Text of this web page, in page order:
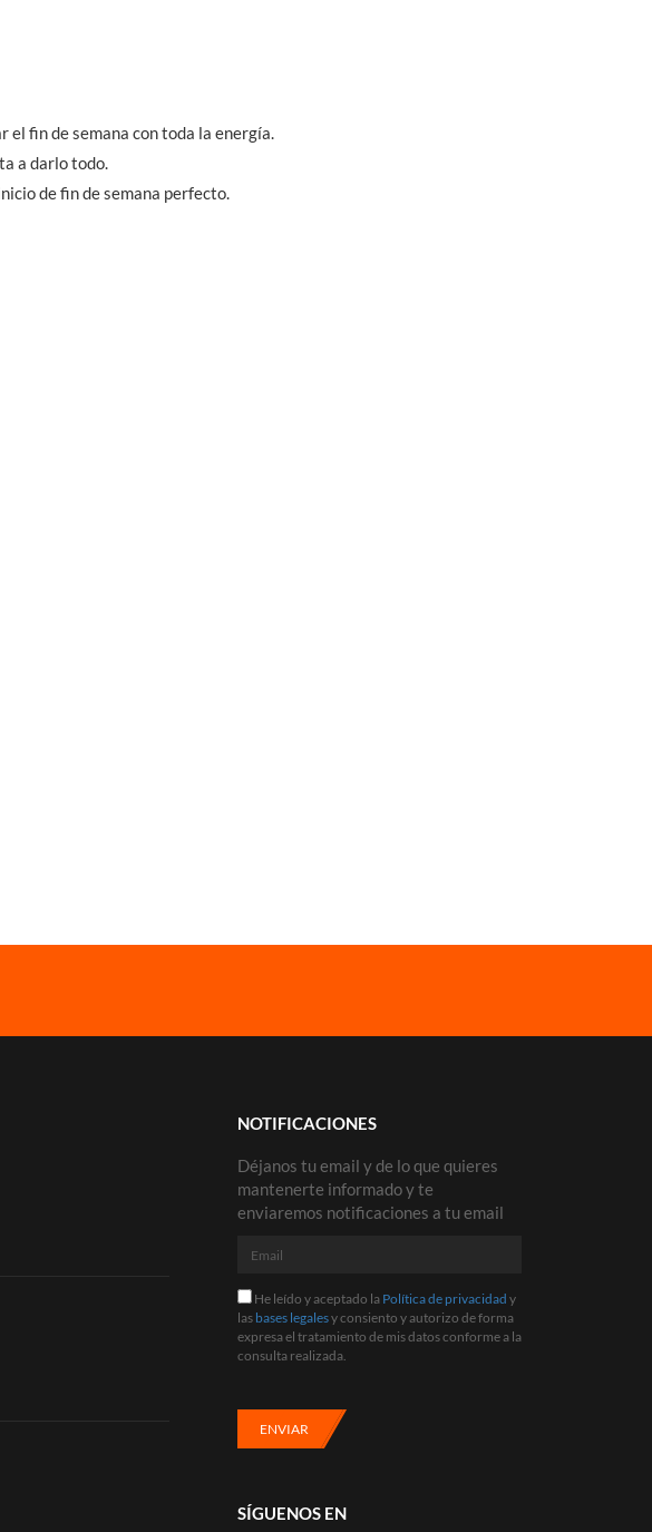
fin de semana con toda la energía.
a darlo todo.
de fin de semana perfecto.
NOTIFICACIONES
Déjanos tu email y de lo que quieres
mantenerte informado y te
enviaremos notificaciones a tu email
Email
He
leído
y
aceptado
de
privacidad
y
y
He leído y aceptado la Política de privacidad y
las bases legalesy consiento y autorizo de forma
expresa el tratamiento de mis datos conforme a la
consulta realizada.
ENVIAR
SÍGUENOS EN